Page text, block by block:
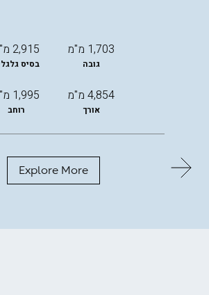
1,703 מ"מ
גובה
2,915 מ"מ
בסיס
4,854 מ"מ
אורך
1,995 מ"מ
רוחב
Explore More
החל